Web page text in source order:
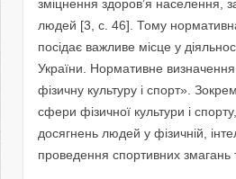
зміцнення здоров’я населення,
людей [3, с. 46]. Тому
посідає важливе місце у
України. Нормативне
фізичну культуру і спорт».
сфери фізичної культури і
досягнень людей у фізичній,
проведення спортивних змагань